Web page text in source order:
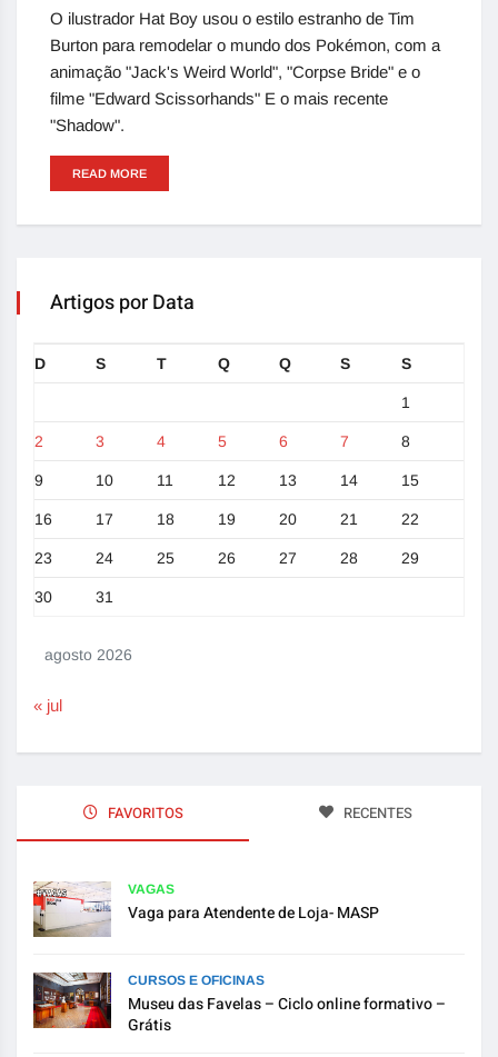
O ilustrador Hat Boy usou o estilo estranho de Tim
Burton para remodelar o mundo dos Pokémon, com a
animação "Jack's Weird World", "Corpse Bride" e o
filme "Edward Scissorhands" E o mais recente
"Shadow".
READ MORE
Artigos por Data
agosto 2026
D S T Q Q S S
1
2 3 4 5 6 7 8
9 10 11 12 13 14 15
16 17 18 19 20 21 22
23 24 25 26 27 28 29
30 31
« jul
FAVORITOS RECENTES
VAGAS
Vaga para Atendente de Loja- MASP
CURSOS E OFICINAS
Museu das Favelas – Ciclo online formativo –
Grátis